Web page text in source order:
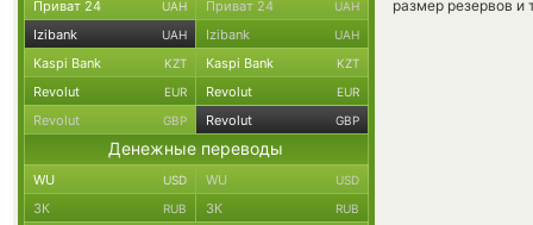
размер резервов и
Приват 24 UAH Приват 24 UAH
Izibank UAH Izibank UAH
Kaspi Bank KZT Kaspi Bank KZT
Revolut EUR Revolut EUR
Revolut GBP Revolut GBP
Денежные переводы
WU USD WU USD
ЗК RUB ЗК RUB